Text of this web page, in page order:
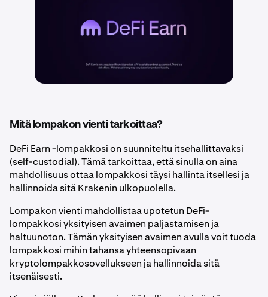
Mitä lompakon vienti tarkoittaa?
DeFi Earn -lompakkosi on suunniteltu itsehallittavaksi
(self-custodial). Tämä tarkoittaa, että sinulla on aina
mahdollisuus ottaa lompakkosi täysi hallinta itsellesi ja
hallinnoida sitä Krakenin ulkopuolella.
Lompakon vienti mahdollistaa upotetun DeFi-
lompakkosi yksityisen avaimen paljastamisen ja
haltuunoton. Tämän yksityisen avaimen avulla voit tuoda
lompakkosi mihin tahansa yhteensopivaan
kryptolompakkosovellukseen ja hallinnoida sitä
itsenäisesti.